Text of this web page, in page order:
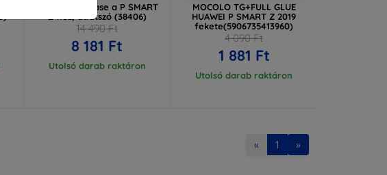
XQISIT Flex Case a P SMART
Z-hez, átlátszó (38406)
14 490 Ft
8 181 Ft
Utolsó darab raktáron
MOCOLO TG+FULL GLUE
HUAWEI P SMART Z 2019
fekete(5906735413960)
4 090 Ft
1 881 Ft
Utolsó darab raktáron
« 1 »